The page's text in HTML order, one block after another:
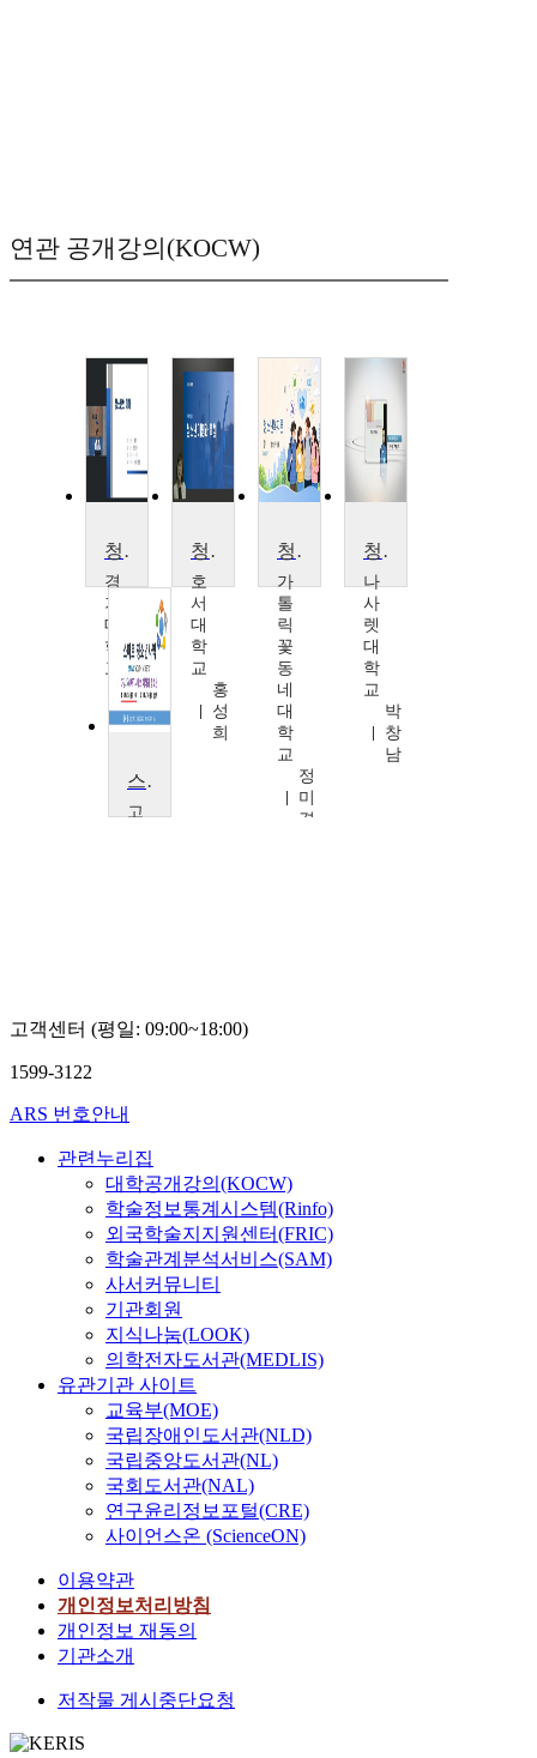
연관 공개강의(KOCW)
청소년복지론
경
기
대
학
교
김
형
청소년이해론
호
서
대
학
교
홍
성
희
청소년복지론
가
톨
릭
꽃
동
네
대
학
교
정
미
경
청소년문제와 보호
나
사
렛
대
학
교
박
창
남
스마트시대의 청소년사역
고
고객센터 (평일: 09:00~18:00)
1599-3122
ARS 번호안내
관련누리집
대학공개강의(KOCW)
학술정보통계시스템(Rinfo)
외국학술지지원센터(FRIC)
학술관계분석서비스(SAM)
사서커뮤니티
기관회원
지식나눔(LOOK)
의학전자도서관(MEDLIS)
유관기관 사이트
교육부(MOE)
국립장애인도서관(NLD)
국립중앙도서관(NL)
국회도서관(NAL)
연구윤리정보포털(CRE)
사이언스온 (ScienceON)
이용약관
개인정보처리방침
개인정보 재동의
기관소개
저작물 게시중단요청